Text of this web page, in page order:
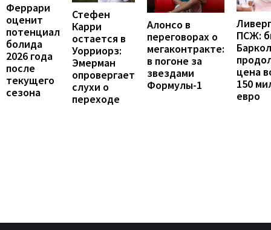
Феррари
оценит
потенциал
болида
2026 года
после
текущего
сезона
Стефен
Карри
остается в
Уорриорз:
Эмерман
опровергает
слухи о
переходе
Алонсо в
переговорах о
мегаконтракте:
в погоне за
звездами
Формулы-1
ПСЖ:
цена
150
евро